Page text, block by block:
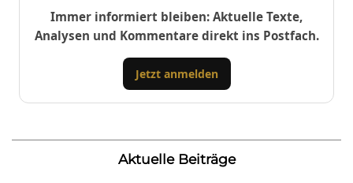
Immer informiert bleiben: Aktuelle Texte,
Analysen und Kommentare direkt ins Postfach.
Jetzt anmelden
Aktuelle Beiträge